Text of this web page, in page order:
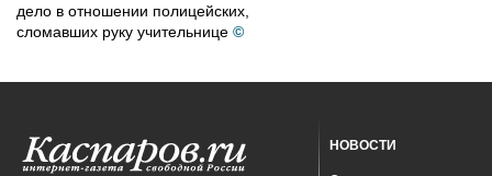
дело в отношении полицейских,
сломавших руку учительнице ©
НОВОСТИ